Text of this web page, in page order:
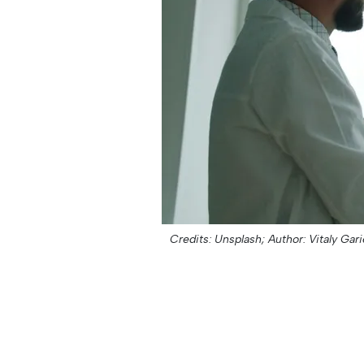
Credits: Unsplash; Author: Vitaly